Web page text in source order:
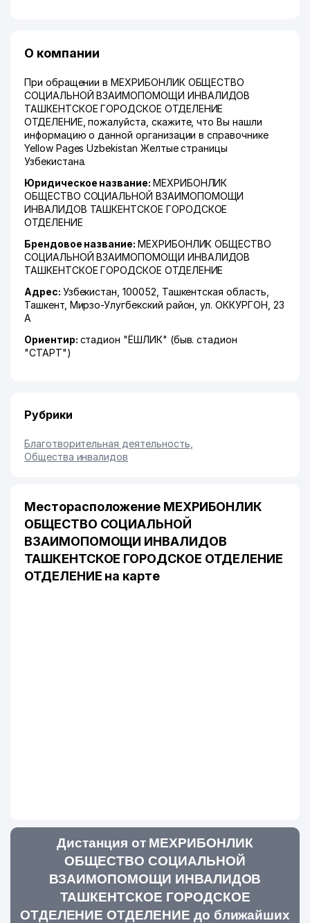
О компании
При обращении в МЕХРИБОНЛИК ОБЩЕСТВО
СОЦИАЛЬНОЙ ВЗАИМОПОМОЩИ ИНВАЛИДОВ
ТАШКЕНТСКОЕ ГОРОДСКОЕ ОТДЕЛЕНИЕ
ОТДЕЛЕНИЕ, пожалуйста, скажите, что Вы нашли
информацию о данной организации в справочнике
Yellow Pages Uzbekistan Желтые страницы
Узбекистана.
Юридическое название: МЕХРИБОНЛИК
ОБЩЕСТВО СОЦИАЛЬНОЙ ВЗАИМОПОМОЩИ
ИНВАЛИДОВ ТАШКЕНТСКОЕ ГОРОДСКОЕ
ОТДЕЛЕНИЕ
Брендовое название: МЕХРИБОНЛИК ОБЩЕСТВО
СОЦИАЛЬНОЙ ВЗАИМОПОМОЩИ ИНВАЛИДОВ
ТАШКЕНТСКОЕ ГОРОДСКОЕ ОТДЕЛЕНИЕ
Адрес: Узбекистан, 100052, Ташкентская область
Ташкент, Мирзо-Улугбекский район ,ул. ОККУРГОН , 23
А
Ориентир: стадион "ЁШЛИК" (быв. стадион
"СТАРТ")
Рубрики
Благотворительная деятельность
Общества инвалидов
Месторасположение МЕХРИБОНЛИК
ОБЩЕСТВО СОЦИАЛЬНОЙ
ВЗАИМОПОМОЩИ ИНВАЛИДОВ
ТАШКЕНТСКОЕ ГОРОДСКОЕ ОТДЕЛЕНИЕ
ОТДЕЛЕНИЕ на карте
Дистанция от МЕХРИБОНЛИК
ОБЩЕСТВО СОЦИАЛЬНОЙ
ВЗАИМОПОМОЩИ ИНВАЛИДОВ
ТАШКЕНТСКОЕ ГОРОДСКОЕ
ОТДЕЛЕНИЕ ОТДЕЛЕНИЕ до ближайших